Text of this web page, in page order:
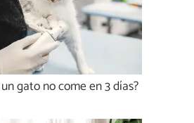
gato no come en 3 días?